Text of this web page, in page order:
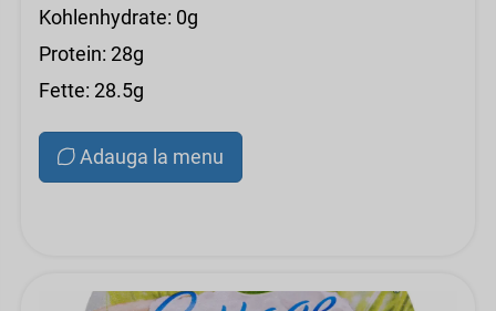
Kohlenhydrate: 0g
Protein: 28g
Fette: 28.5g
Adauga la menu